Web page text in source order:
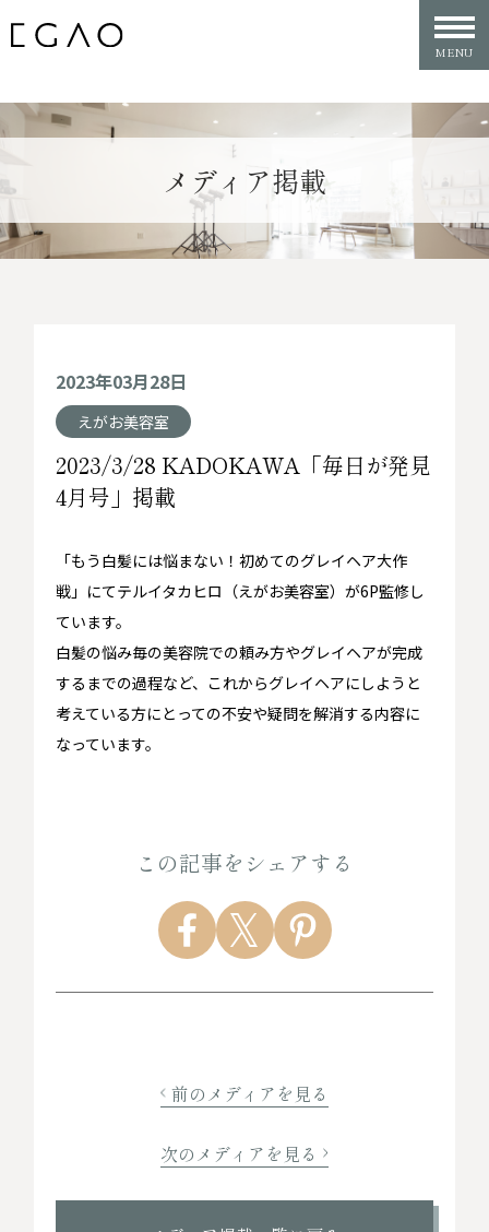
メディア掲載
2023年03月28日
えがお美容室
2023/3/28 KADOKAWA「毎日が発見
4月号」掲載
「もう白髪には悩まない！初めてのグレイヘア大作
戦」にてテルイタカヒロ（えがお美容室）が6P監修し
ています。
白髪の悩み毎の美容院での頼み方やグレイヘアが完成
するまでの過程など、これからグレイヘアにしようと
考えている方にとっての不安や疑問を解消する内容に
なっています。
この記事をシェアする
前のメディアを見る
次のメディアを見る